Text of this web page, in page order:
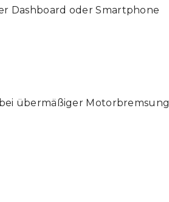
Dashboard oder Smartphone
bei übermäßiger Motorbremsung